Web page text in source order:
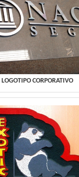
LOGOTIPO CORPORATIVO